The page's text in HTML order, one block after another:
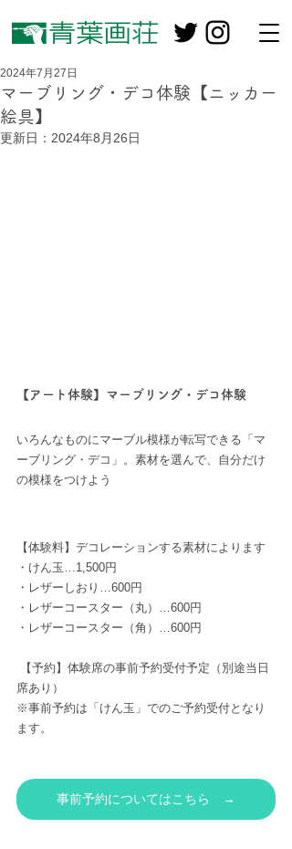
マーブリング・デコ体験【ニッカー
絵具】
2024年7月27日
更新日： 2024年8月26日
【アート体験】マーブリング・デコ体験
いろんなものにマーブル模様が転写できる「マ
ーブリング・デコ」。素材を選んで、自分だけ
の模様をつけよう
【体験料】デコレーションする素材によります
・けん玉…1,500円
・レザーしおり…600円
・レザーコースター（丸）…600円
・レザーコースター（角）…600円
【予約】体験席の事前予約受付予定（別途当日
席あり）
※事前予約は「けん玉」でのご予約受付となり
ます。
事前予約についてはこちら →